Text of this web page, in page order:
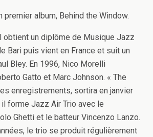
premier album, Behind the Window.
obtient un diplôme de Musique Jazz
Bari puis vient en France et suit un
Bley. En 1996, Nico Morelli
Gatto et Marc Johnson. « The
enregistrements, sortira en janvier
forme Jazz Air Trio avec le
Ghetti et le batteur Vincenzo Lanzo.
le trio se produit régulièrement